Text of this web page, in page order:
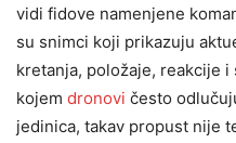
vidi fidove namenjene
su snimci koji prikazuju
kretanja, položaje, reakcije
kojem dronovi često
jedinica, takav propust nije